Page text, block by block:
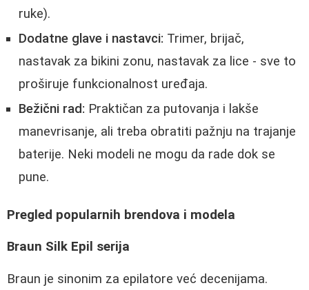
ruke).
Dodatne glave i nastavci: Trimer, brijač,
nastavak za bikini zonu, nastavak za lice - sve to
proširuje funkcionalnost uređaja.
Bežični rad: Praktičan za putovanja i lakše
manevrisanje, ali treba obratiti pažnju na trajanje
baterije. Neki modeli ne mogu da rade dok se
pune.
Pregled popularnih brendova i modela
Braun Silk Epil serija
Braun je sinonim za epilatore već decenijama.